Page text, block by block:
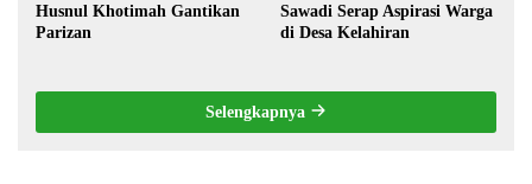
Husnul Khotimah Gantikan
Parizan
Sawadi Serap Aspirasi Warga
di Desa Kelahiran
Selengkapnya